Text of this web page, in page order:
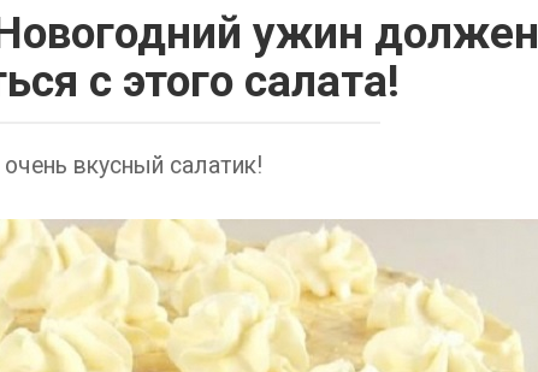
ужин должен
с этого салата!
очень вкусный салатик!